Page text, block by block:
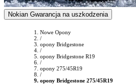
Nokian Gwarancja na uszkodzenia
Nowe Opony
/
opony Bridgestone
/
opony Bridgestone R19
/
opony 275/45R19
/
opony Bridgestone 275/45R19